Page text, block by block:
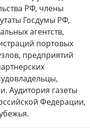
РФ, члены
Госдумы РФ,
агентств,
портовых
предприятий
Аудитория газеты
Федерации,